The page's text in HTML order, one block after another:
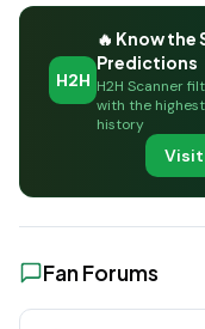
H2H
🔥 Know
Predictions
H2H Scanner
with the
history
Fan Forums